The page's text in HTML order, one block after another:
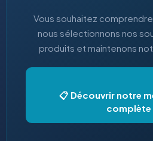
Vous souhaitez
nous sélectionnons nos
produits et maintenons
📋 Découvrir notre